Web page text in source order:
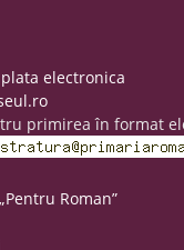
electronica
primirea în format
Roman”